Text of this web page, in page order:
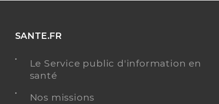
SANTE.FR
Le Service public d'information en
santé
Nos missions